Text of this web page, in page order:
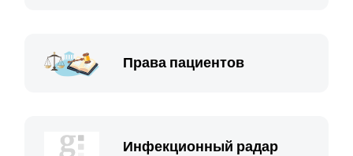
Права пациентов
Инфекционный радар